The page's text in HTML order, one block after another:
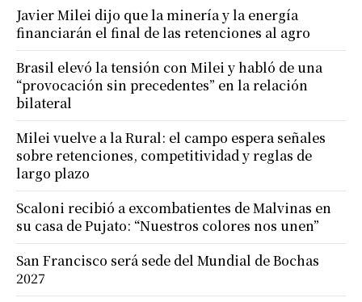
Javier Milei dijo que la minería y la energía
financiarán el final de las retenciones al agro
Brasil elevó la tensión con Milei y habló de una
“provocación sin precedentes” en la relación
bilateral
Milei vuelve a la Rural: el campo espera señales
sobre retenciones, competitividad y reglas de
largo plazo
Scaloni recibió a excombatientes de Malvinas en
su casa de Pujato: “Nuestros colores nos unen”
San Francisco será sede del Mundial de Bochas
2027